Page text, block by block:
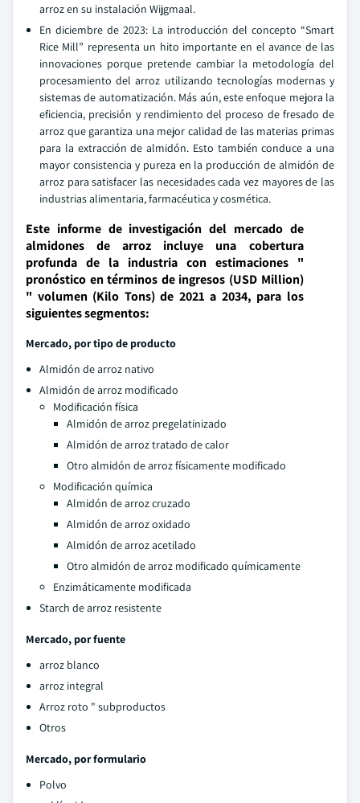
arroz en su instalación Wijgmaal.
En diciembre de 2023: La introducción del concepto “Smart
Rice Mill” representa un hito importante en el avance de las
innovaciones porque pretende cambiar la metodología del
procesamiento del arroz utilizando tecnologías modernas y
sistemas de automatización. Más aún, este enfoque mejora la
eficiencia, precisión y rendimiento del proceso de fresado de
arroz que garantiza una mejor calidad de las materias primas
para la extracción de almidón. Esto también conduce a una
mayor consistencia y pureza en la producción de almidón de
arroz para satisfacer las necesidades cada vez mayores de las
industrias alimentaria, farmacéutica y cosmética.
Este informe de investigación del mercado de
almidones de arroz incluye una cobertura
profunda de la industria con estimaciones "
pronóstico en términos de ingresos (USD Million)
" volumen (Kilo Tons) de 2021 a 2034, para los
siguientes segmentos:
Mercado, por tipo de producto
Almidón de arroz nativo
Almidón de arroz modificado
Modificación física
Almidón de arroz pregelatinizado
Almidón de arroz tratado de calor
Otro almidón de arroz físicamente modificado
Modificación química
Almidón de arroz cruzado
Almidón de arroz oxidado
Almidón de arroz acetilado
Otro almidón de arroz modificado químicamente
Enzimáticamente modificada
Starch de arroz resistente
Mercado, por fuente
arroz blanco
arroz integral
Arroz roto " subproductos
Otros
Mercado, por formulario
Polvo